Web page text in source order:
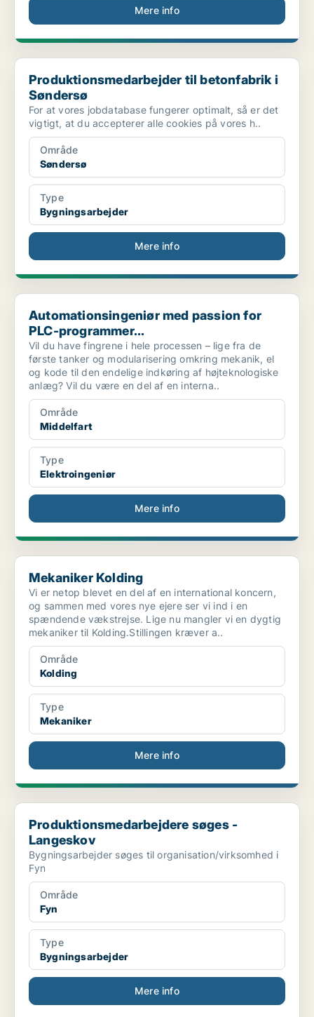
Mere info
Produktionsmedarbejder til betonfabrik i Søndersø
Produktionsmedarbejder til betonfabrik i
Søndersø
For at vores jobdatabase fungerer optimalt, så er det
vigtigt, at du accepterer alle cookies på vores h..
Område
Søndersø
Type
Bygningsarbejder
Mere info
Automationsingeniør med passion for PLC-programmer...
Automationsingeniør med passion for
PLC-programmer...
Vil du have fingrene i hele processen – lige fra de
første tanker og modularisering omkring mekanik, el
og kode til den endelige indkøring af højteknologiske
anlæg? Vil du være en del af en interna..
Område
Middelfart
Type
Elektroingeniør
Mere info
Mekaniker Kolding
Mekaniker Kolding
Vi er netop blevet en del af en international koncern,
og sammen med vores nye ejere ser vi ind i en
spændende vækstrejse. Lige nu mangler vi en dygtig
mekaniker til Kolding.Stillingen kræver a..
Område
Kolding
Type
Mekaniker
Mere info
Produktionsmedarbejdere søges - Langeskov
Produktionsmedarbejdere søges -
Langeskov
Bygningsarbejder søges til organisation/virksomhed i
Fyn
Område
Fyn
Type
Bygningsarbejder
Mere info